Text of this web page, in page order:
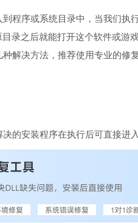
程序或系统目录中，当我们执
录之后就能打开这个软件或游
解决方法，推荐使用专业的修
的安装程序在执行后可直接进